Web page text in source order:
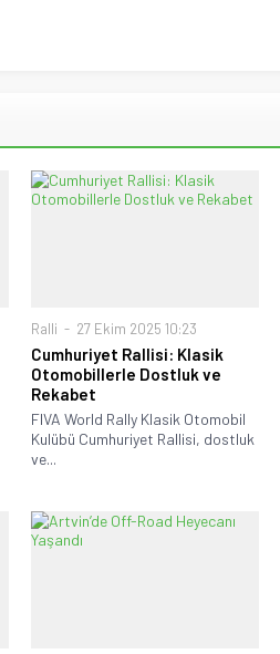
Ralli 27 Ekim 2025 10:23
Cumhuriyet Rallisi: Klasik
Otomobillerle Dostluk ve
Rekabet
FIVA World Rally Klasik Otomobil
Kulübü Cumhuriyet Rallisi, dostluk
ve...